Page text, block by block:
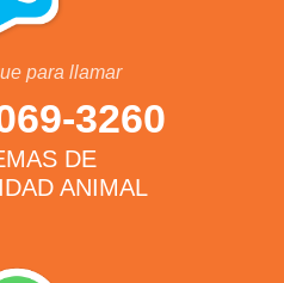
para llamar
3260
DE
ANIMAL